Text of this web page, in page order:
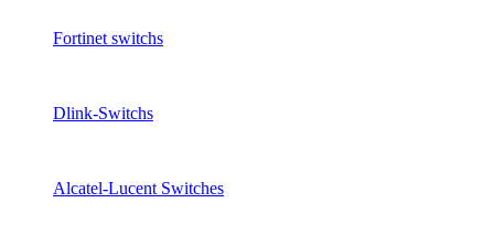
Fortinet switchs
Dlink-Switchs
Alcatel-Lucent Switches